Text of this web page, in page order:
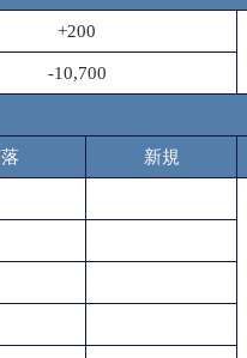
+200
-10,700
新規